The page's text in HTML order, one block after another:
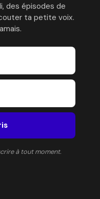
des épisodes de
ta petite voix.
à tout moment.